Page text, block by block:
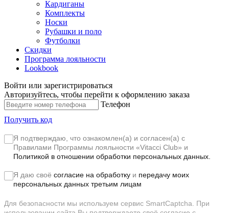
Кардиганы
Комплекты
Носки
Рубашки и поло
Футболки
Скидки
Программа лояльности
Lookbook
Войти или зарегистрироваться
Авторизуйтесь, чтобы перейти к оформлению заказа
Телефон
Получить код
Я подтверждаю, что ознакомлен(а) и согласен(а) с
Правилами Программы лояльности «Vitacci Club» и
Политикой в отношении обработки персональных данных.
Я даю своё согласие на обработку и передачу моих
персональных данных третьим лицам
Для безопасности мы используем сервис SmartCaptcha. При